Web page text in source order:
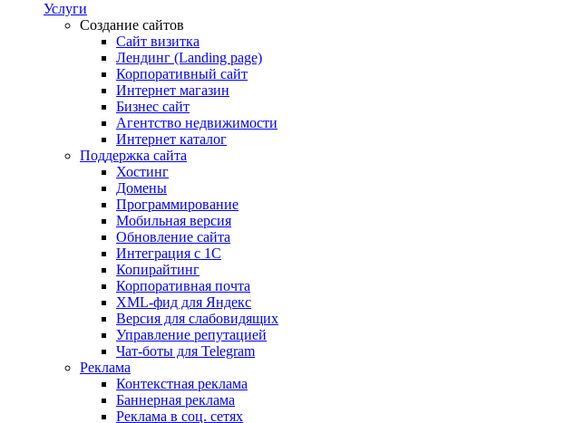
Услуги
Создание сайтов
Сайт визитка
Лендинг (Landing page)
Корпоративный сайт
Интернет магазин
Бизнес сайт
Агентство недвижимости
Интернет каталог
Поддержка сайта
Хостинг
Домены
Программирование
Мобильная версия
Обновление сайта
Интеграция с 1С
Копирайтинг
Корпоративная почта
XML-фид для Яндекс
Версия для слабовидящих
Управление репутацией
Чат-боты для Telegram
Реклама
Контекстная реклама
Баннерная реклама
Реклама в соц. сетях